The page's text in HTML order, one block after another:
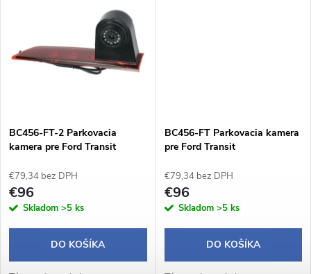
o
o
BC456-FT-2 Parkovacia
kamera pre Ford Transit
€79,34 bez DPH
€96
Skladom >5 ks
DO KOŠÍKA
BC456-FT Parkovacia kamera
pre Ford Transit
€79,34 bez DPH
€96
Skladom >5 ks
DO KOŠÍKA